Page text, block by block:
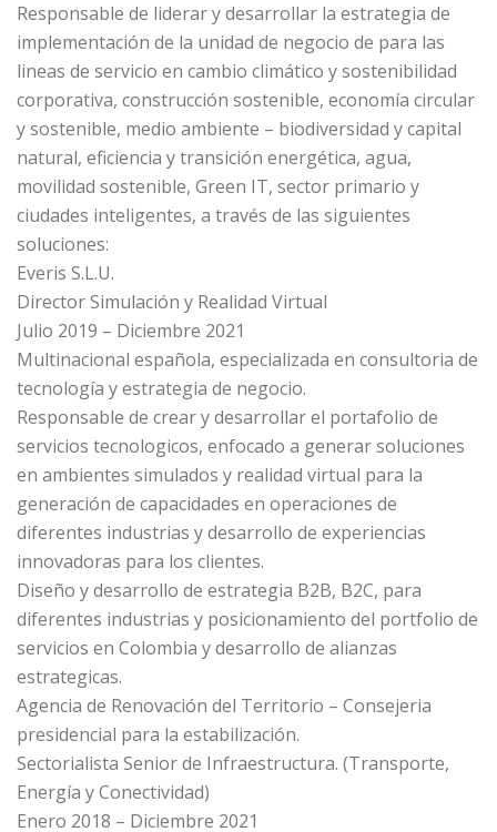
Responsable de liderar y desarrollar la estrategia de
implementación de la unidad de negocio de para las
lineas de servicio en cambio climático y sostenibilidad
corporativa, construcción sostenible, economía circular
y sostenible, medio ambiente – biodiversidad y capital
natural, eficiencia y transición energética, agua,
movilidad sostenible, Green IT, sector primario y
ciudades inteligentes, a través de las siguientes
soluciones:
Everis S.L.U.
Director Simulación y Realidad Virtual
Julio 2019 – Diciembre 2021
Multinacional española, especializada en consultoria de
tecnología y estrategia de negocio.
Responsable de crear y desarrollar el portafolio de
servicios tecnologicos, enfocado a generar soluciones
en ambientes simulados y realidad virtual para la
generación de capacidades en operaciones de
diferentes industrias y desarrollo de experiencias
innovadoras para los clientes.
Diseño y desarrollo de estrategia B2B, B2C, para
diferentes industrias y posicionamiento del portfolio de
servicios en Colombia y desarrollo de alianzas
estrategicas.
Agencia de Renovación del Territorio – Consejeria
presidencial para la estabilización.
Sectorialista Senior de Infraestructura. (Transporte,
Energía y Conectividad)
Enero 2018 – Diciembre 2021